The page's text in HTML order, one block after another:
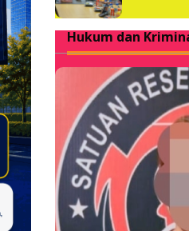
Hukum dan